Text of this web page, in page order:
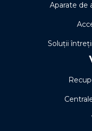
Aparate de
Soluţii